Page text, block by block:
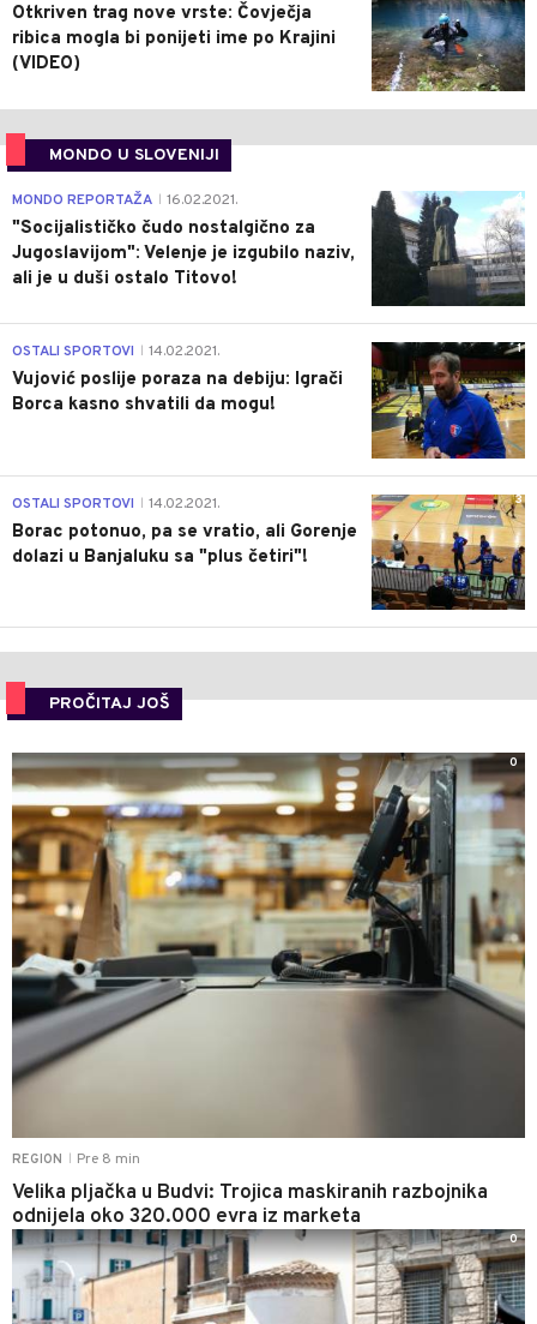
Otkriven trag nove vrste: Čovječja
ribica mogla bi ponijeti ime po Krajini
(VIDEO)
MONDO U SLOVENIJI
4
MONDO REPORTAŽA 16.02.2021.
"Socijalističko čudo nostalgično za
Jugoslavijom": Velenje je izgubilo naziv,
ali je u duši ostalo Titovo!
1
OSTALI SPORTOVI 14.02.2021.
Vujović poslije poraza na debiju: Igrači
Borca kasno shvatili da mogu!
3
OSTALI SPORTOVI 14.02.2021.
Borac potonuo, pa se vratio, ali Gorenje
dolazi u Banjaluku sa "plus četiri"!
PROČITAJ JOŠ
REGION Pre 8 min
Velika pljačka u Budvi: Trojica maskiranih razbojnika
odnijela oko 320.000 evra iz marketa
0
0